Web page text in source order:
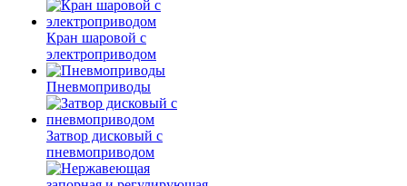
Кран шаровой с
электроприводом
Пневмоприводы
Затвор дисковый с
пневмоприводом